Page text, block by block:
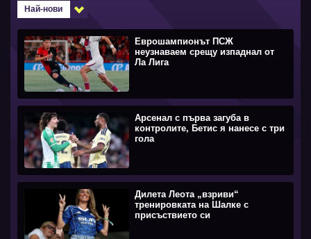
Най-нови
Еврошампионът ПСЖ
неузнаваем срещу изпаднал от
Ла Лига
Арсенал с първа загуба в
контролите, Бетис я нанесе с три
гола
Дилета Леота „взриви“
тренировката на Шалке с
присъствието си